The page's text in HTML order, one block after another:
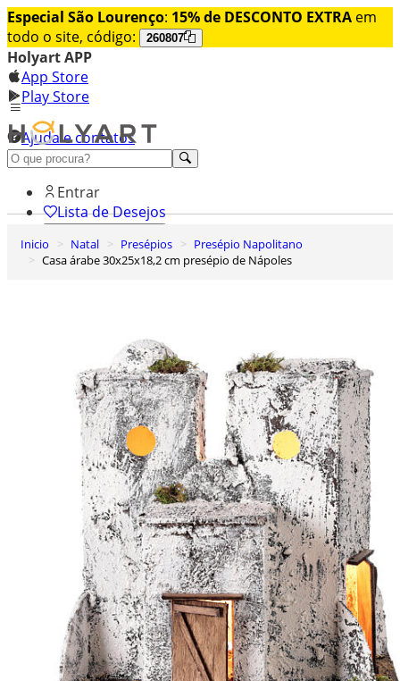
Especial São Lourenço: 15% de DESCONTO EXTRA em
todo o site, código:
260807
Holyart APP
App Store
Play Store
Ajuda e contatos
Conheça premium
Entrar
Lista de Desejos
Carrinho de Compras
Inicio Natal Presépios
Presépio Napolitano
Casa árabe 30x25x18,2 cm presépio de Nápoles